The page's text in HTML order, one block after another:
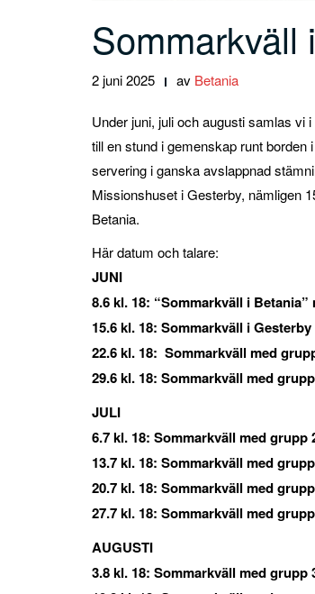
Sommarkväll
2 juni 2025 av Betania
Under juni, juli och augusti samlas vi
till en stund i gemenskap runt
servering i ganska avslappnad
Missionshuset i Gesterby, nämligen
Betania.
Här datum och talare:
JUNI
8.6 kl. 18: “Sommarkväll i
15.6 kl. 18: Sommarkväll i
22.6 kl. 18: Sommarkväll med
29.6 kl. 18: Sommarkväll med
JULI
6.7 kl. 18: Sommarkväll med grupp
13.7 kl. 18: Sommarkväll med
20.7 kl. 18: Sommarkväll med
27.7 kl. 18: Sommarkväll med
AUGUSTI
3.8 kl. 18: Sommarkväll med grupp